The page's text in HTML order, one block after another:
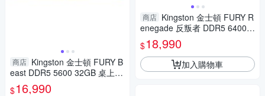
商店 Kingston 金士頓 FURY B
east DDR5 5600 32GB 桌上型
記憶體 KF556C36BBE-32
$16,990
商店 Kingston 金士頓 FURY R
enegade 反叛者 DDR5 6400 3
2GB(16GBx2) RGB桌上型超頻
記憶體 KF564C32RSAK2-32
$18,990
加入購物車